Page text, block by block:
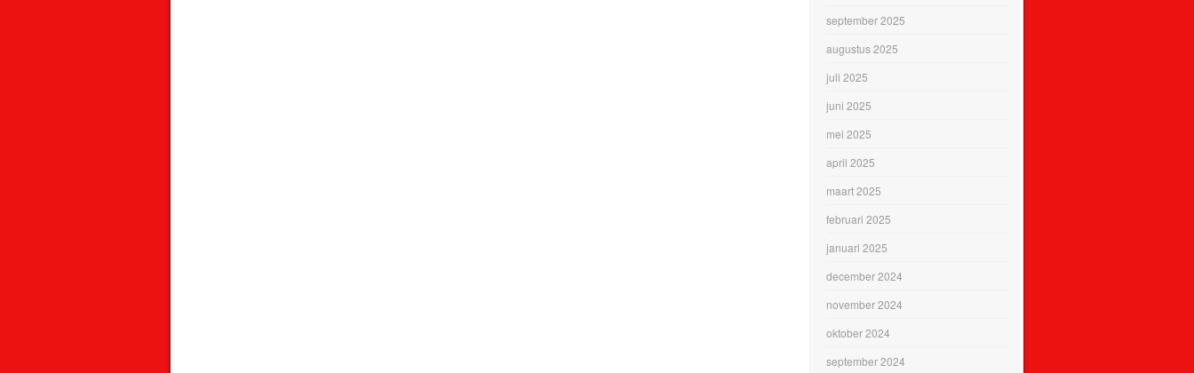
september 2025
augustus 2025
juli 2025
juni 2025
mei 2025
april 2025
maart 2025
februari 2025
januari 2025
december 2024
november 2024
oktober 2024
september 2024